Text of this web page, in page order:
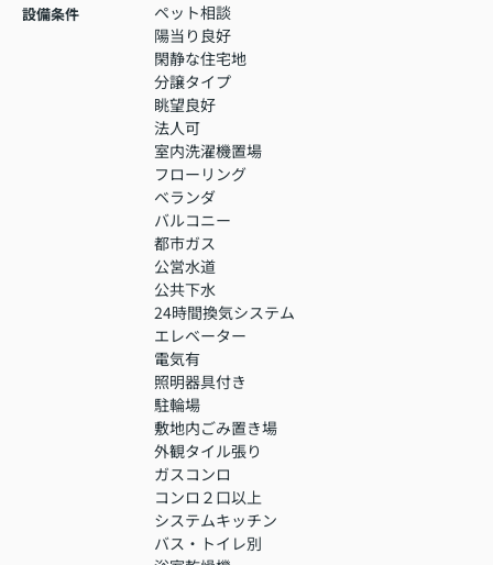
設備条件
ペット相談
陽当り良好
閑静な住宅地
分譲タイプ
眺望良好
法人可
室内洗濯機置場
フローリング
ベランダ
バルコニー
都市ガス
公営水道
公共下水
24時間換気システム
エレベーター
電気有
照明器具付き
駐輪場
敷地内ごみ置き場
外観タイル張り
ガスコンロ
コンロ２口以上
システムキッチン
バス・トイレ別